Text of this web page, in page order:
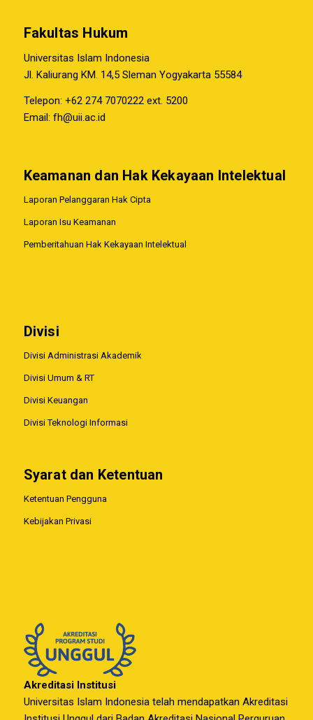
Fakultas Hukum
Universitas Islam Indonesia
Jl. Kaliurang KM. 14,5 Sleman Yogyakarta 55584
Telepon: +62 274 7070222 ext. 5200
Email: fh@uii.ac.id
Keamanan dan Hak Kekayaan Intelektual
Laporan Pelanggaran Hak Cipta
Laporan Isu Keamanan
Pemberitahuan Hak Kekayaan Intelektual
Divisi
Divisi Administrasi Akademik
Divisi Umum & RT
Divisi Keuangan
Divisi Teknologi Informasi
Syarat dan Ketentuan
Ketentuan Pengguna
Kebijakan Privasi
Akreditasi Institusi
Universitas Islam Indonesia telah mendapatkan Akreditasi